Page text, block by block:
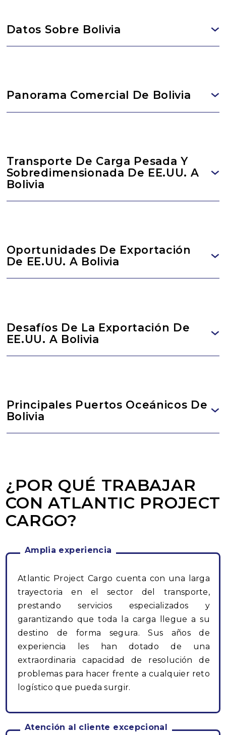
Datos Sobre Bolivia
Panorama Comercial De Bolivia
Transporte De Carga Pesada Y
Sobredimensionada De EE.UU. A
Bolivia
Oportunidades De Exportación
De EE.UU. A Bolivia
Desafíos De La Exportación De
EE.UU. A Bolivia
Principales Puertos Oceánicos De
Bolivia
¿POR QUÉ TRABAJAR
CON ATLANTIC PROJECT
CARGO?
Amplia experiencia
Atlantic Project Cargo cuenta con una larga
trayectoria en el sector del transporte,
prestando servicios especializados y
garantizando que toda la carga llegue a su
destino de forma segura. Sus años de
experiencia les han dotado de una
extraordinaria capacidad de resolución de
problemas para hacer frente a cualquier reto
logístico que pueda surgir.
Atención al cliente excepcional